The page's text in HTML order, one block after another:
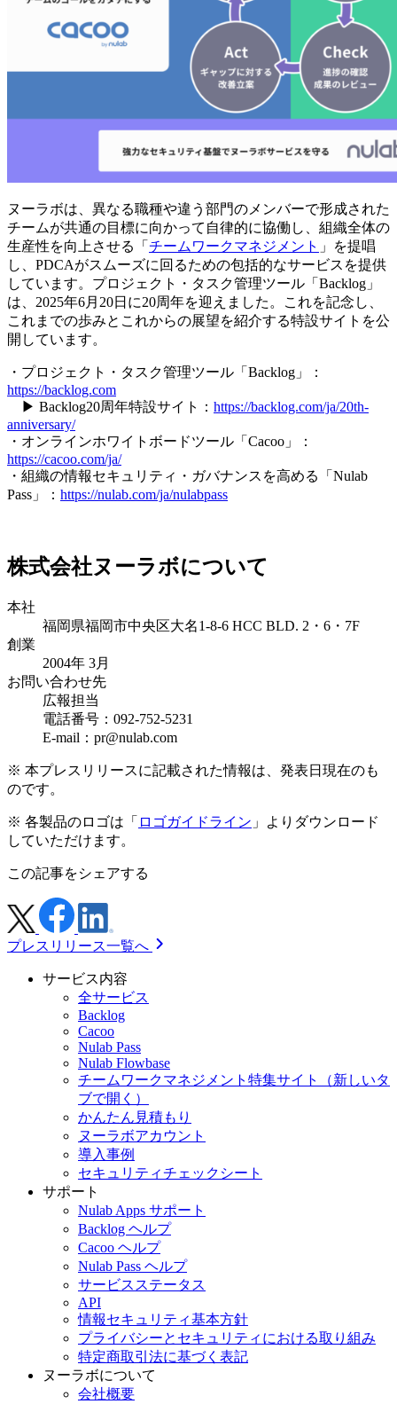
ヌーラボは、異なる職種や違う部門のメンバーで形成された
チームが共通の目標に向かって自律的に協働し、組織全体の
生産性を向上させる「 チームワークマネジメント 」
を提唱
し、PDCAがスムーズに回るための包括的なサービスを提供
しています。プロジェクト・タスク管理ツール「Backlog」
は、2025年6月20日に20周年を迎えました。これを記念し、
これまでの歩みとこれからの展望を紹介する特設サイトを公
開しています。
・プロジェクト・タスク管理ツール「Backlog」：
https://backlog.com
▶ Backlog20周年特設サイト： https://backlog.com/ja/20th-
anniversary/
・オンラインホワイトボードツール「Cacoo」：
https://cacoo.com/ja/
・組織の情報セキュリティ・ガバナンスを高める「Nulab
Pass」： https://nulab.com/ja/nulabpass
株式会社ヌーラボについて
本社
福岡県福岡市中央区大名1-8-6 HCC BLD. 2・6・7F
創業
2004年 3月
お問い合わせ先
広報担当
電話番号：092-752-5231
E-mail：pr@nulab.com
※ 本プレスリリースに記載された情報は、発表日現在のも
のです。
※ 各製品のロゴは「 ロゴガイドライン 」よりダウンロード
していただけます。
この記事をシェアする
プレスリリース一覧へ
サービス内容
全サービス
Backlog
Cacoo
Nulab Pass
Nulab Flowbase
チームワークマネジメント特集サイト
（新しいタ
ブで開く）
かんたん見積もり
ヌーラボアカウント
導入事例
セキュリティチェックシート
サポート
Nulab Apps サポート
Backlog ヘルプ
Cacoo ヘルプ
Nulab Pass ヘルプ
サービスステータス
API
情報セキュリティ基本方針
プライバシーとセキュリティにおける取り組み
特定商取引法に基づく表記
ヌーラボについて
会社概要